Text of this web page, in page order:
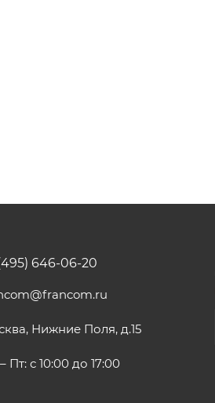
646-06-20
Нижние Поля, д.15
Пт: с 10:00 до 17:00